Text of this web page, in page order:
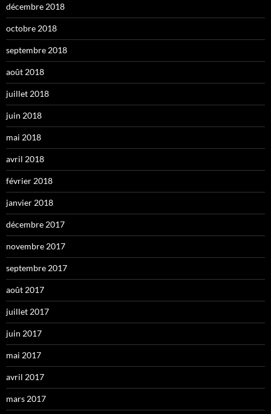
décembre 2018
octobre 2018
septembre 2018
août 2018
juillet 2018
juin 2018
mai 2018
avril 2018
février 2018
janvier 2018
décembre 2017
novembre 2017
septembre 2017
août 2017
juillet 2017
juin 2017
mai 2017
avril 2017
mars 2017